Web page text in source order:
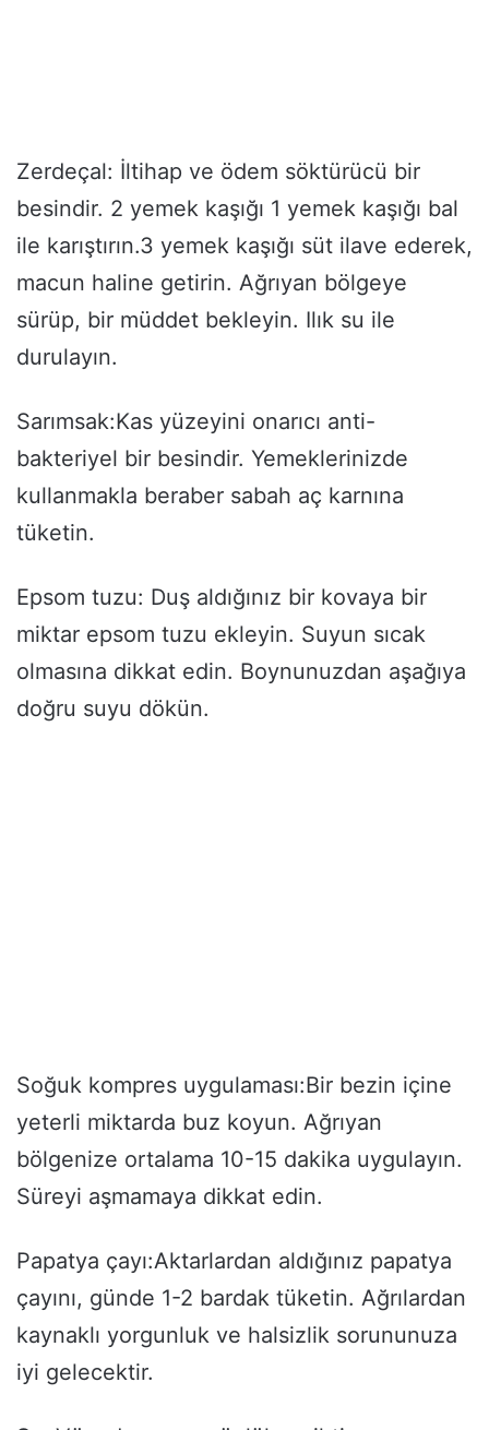
Zerdeçal: İltihap ve ödem söktürücü bir
besindir. 2 yemek kaşığı 1 yemek kaşığı bal
ile karıştırın.3 yemek kaşığı süt ilave ederek,
macun haline getirin. Ağrıyan bölgeye
sürüp, bir müddet bekleyin. Ilık su ile
durulayın.
Sarımsak:Kas yüzeyini onarıcı anti-
bakteriyel bir besindir. Yemeklerinizde
kullanmakla beraber sabah aç karnına
tüketin.
Epsom tuzu: Duş aldığınız bir kovaya bir
miktar epsom tuzu ekleyin. Suyun sıcak
olmasına dikkat edin. Boynunuzdan aşağıya
doğru suyu dökün.
Soğuk kompres uygulaması:Bir bezin içine
yeterli miktarda buz koyun. Ağrıyan
bölgenize ortalama 10-15 dakika uygulayın.
Süreyi aşmamaya dikkat edin.
Papatya çayı:Aktarlardan aldığınız papatya
çayını, günde 1-2 bardak tüketin. Ağrılardan
kaynaklı yorgunluk ve halsizlik sorununuza
iyi gelecektir.